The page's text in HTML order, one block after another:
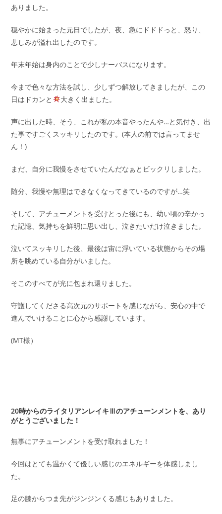
ありました。
穏やかに始まった元日でしたが、夜、急にドドドっと、怒り、
悲しみが溢れ出したのです。
年末年始は身内のことで少しナーバスになります。
今まで色々な方法を試し、少しずつ解放してきましたが、この
日はドカンと
大きく出ました。
声に出した時、そう、これが私の本音やったんや…と気付き、出
た事ですごくスッキリしたのです。(本人の前では言ってませ
ん！)
まだ、自分に我慢をさせていたんだなぁとビックリしました。
随分、我慢や無理はできなくなってきているのですが…笑
そして、アチューメントを受けとった後にも、幼い頃の辛かっ
た記憶、気持ちを鮮明に思い出し、泣きたいだけ泣きました。
泣いてスッキリした後、最後は宙に浮いている状態からその場
所を眺めている自分がいました。
そこのすべてが光に包まれ還りました。
守護してくださる高次元のサポートを感じながら、安心の中で
進んでいけることに心から感謝しています。
(MT様）
20時からのライタリアンレイキⅢのアチューンメントを、あり
がとうございました！
無事にアチューンメントを受け取れました！
今回はとても温かくて優しい感じのエネルギーを体感しまし
た。
足の膝からつま先がジンジンくる感じもありました。